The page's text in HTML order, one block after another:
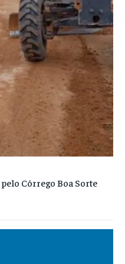
Córrego Boa Sorte